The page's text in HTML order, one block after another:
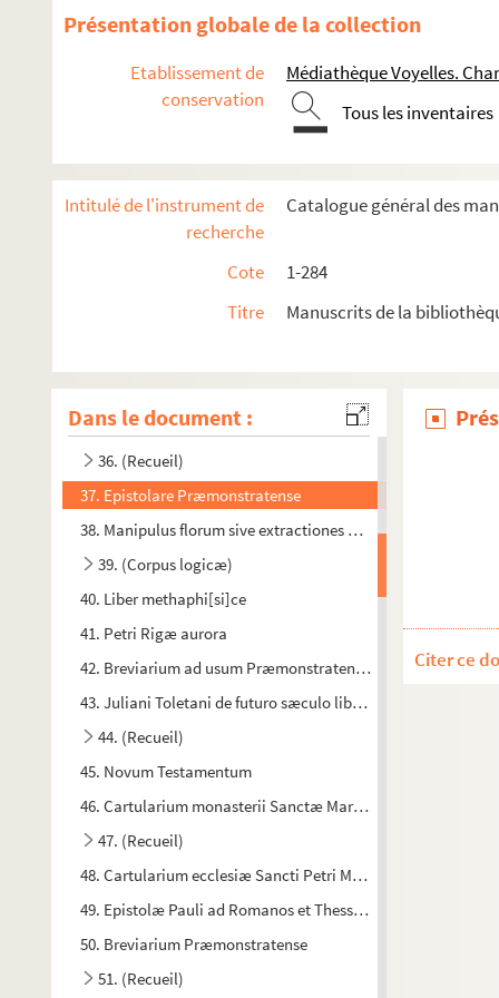
Présentation globale de la collection
Etablissement de
conservation
Médiathèque Voyelles.
Tous les inventaires
Intitulé de l'instrument de
recherche
Catalogue général des
Cote
1-284
Titre
Manuscrits de la
Dans le document :
23. (Recueil)
25. Recueil
28. (Recueil)
29. (Recueil)
34. Rituale ad usum Præmonstratensium
35. (Recueil)
36. (Recueil)
37. Epistolare Præmonstratense
38. Manipulus florum sive extractiones originalium a
39. (Corpus logicæ)
40. Liber methaphi[si]ce
41. Petri Rigæ aurora
42. Breviarium ad usum Præmonstratensium
43. Juliani Toletani de futuro sæculo libri III
44. (Recueil)
45. Novum Testamentum
46. Cartularium monasterii Sanctæ Mariæ Signiacensis in
47. (Recueil)
48. Cartularium ecclesiæ Sancti Petri Maceriensis
49. Epistolæ Pauli ad Romanos et Thessalonicenses, cum
50. Breviarium Præmonstratense
51. (Recueil)
Citer ce